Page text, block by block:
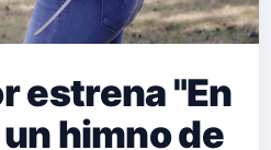
estrena "En
himno de